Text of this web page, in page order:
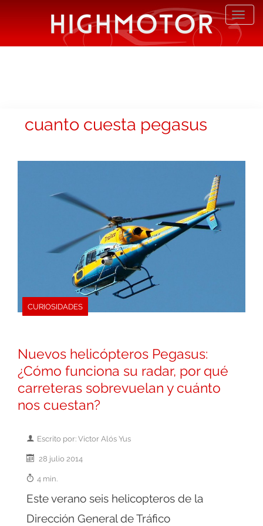
cuanto cuesta pegasus
CURIOSIDADES
Nuevos helicópteros Pegasus:
¿Cómo funciona su radar, por qué
carreteras sobrevuelan y cuánto
nos cuestan?
Escrito por: Victor Alós Yus
28 julio 2014
4 min.
Este verano seis helicopteros de la
Dirección General de Tráfico